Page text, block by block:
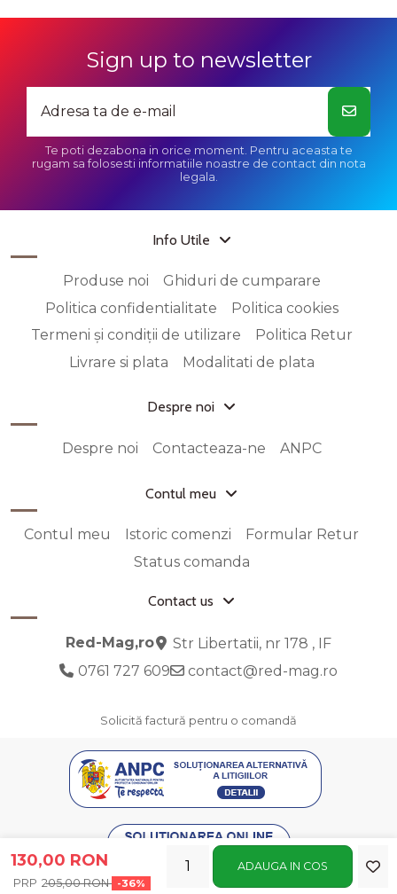
130,00 RON
205,00 RON -36%
ADAUGA IN COS
Sign up to newsletter
Te poti dezabona in orice moment. Pentru aceasta te
rugam sa folosesti informatiile noastre de contact din nota
legala.
Info Utile
Produse noi
Ghiduri de cumparare
Politica confidentialitate
Politica cookies
Termeni și condiții de utilizare
Politica Retur
Livrare si plata
Modalitati de plata
Despre noi
Despre noi Contacteaza-ne ANPC
Contul meu
Contul meu Istoric comenzi
Formular Retur
Status comanda
Contact us
Red-Mag,ro
Str Libertatii, nr 178 , IF
0761 727 609
contact@red-mag.ro
Solicită factură pentru o comandă